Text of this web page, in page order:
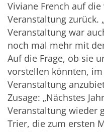
Viviane French auf
Veranstaltung zurück.
Veranstaltung war
noch mal mehr mit
Auf die Frage, ob sie
vorstellen könnten,
Veranstaltung
Zusage: „Nächstes
Veranstaltung wieder
Trier, die zum ersten